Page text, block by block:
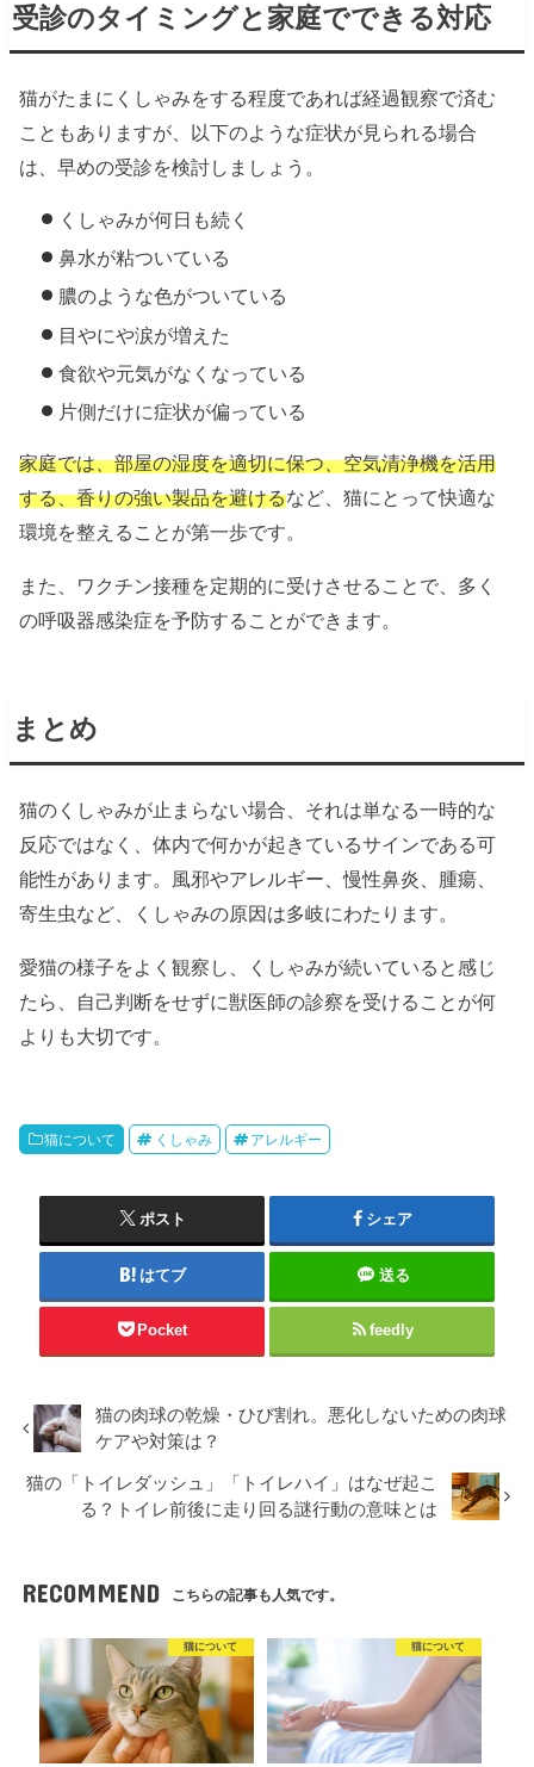
受診のタイミングと家庭でできる対応
猫がたまにくしゃみをする程度であれば経過観察で済む
こともありますが、以下のような症状が見られる場合
は、早めの受診を検討しましょう。
くしゃみが何日も続く
鼻水が粘ついている
膿のような色がついている
目やにや涙が増えた
食欲や元気がなくなっている
片側だけに症状が偏っている
家庭では、部屋の湿度を適切に保つ、空気清浄機を活用
する、香りの強い製品を避けるなど、猫にとって快適な
環境を整えることが第一歩です。
また、ワクチン接種を定期的に受けさせることで、多く
の呼吸器感染症を予防することができます。
まとめ
猫のくしゃみが止まらない場合、それは単なる一時的な
反応ではなく、体内で何かが起きているサインである可
能性があります。風邪やアレルギー、慢性鼻炎、腫瘍、
寄生虫など、くしゃみの原因は多岐にわたります。
愛猫の様子をよく観察し、くしゃみが続いていると感じ
たら、自己判断をせずに獣医師の診察を受けることが何
よりも大切です。
猫について くしゃみ アレルギー
ポスト シェア
はてブ 送る
Pocket feedly
猫の肉球の乾燥・ひび割れ。悪化しないための肉球
ケアや対策は？
猫の「トイレダッシュ」「トイレハイ」はなぜ起こ
る？トイレ前後に走り回る謎行動の意味とは
RECOMMEND こちらの記事も人気です。
猫について 猫について